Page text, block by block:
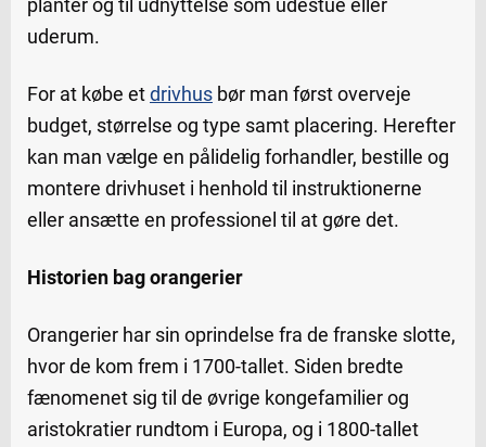
planter og til udnyttelse som udestue eller
uderum.
For at købe etdrivhus bør man først overveje
budget, størrelse og type samt placering. Herefter
kan man vælge en pålidelig forhandler, bestille og
montere drivhuset i henhold til instruktionerne
eller ansætte en professionel til at gøre det.
Historien bag orangerier
Orangerier har sin oprindelse fra de franske slotte,
hvor de kom frem i 1700-tallet. Siden bredte
fænomenet sig til de øvrige kongefamilier og
aristokratier rundtom i Europa, og i 1800-tallet